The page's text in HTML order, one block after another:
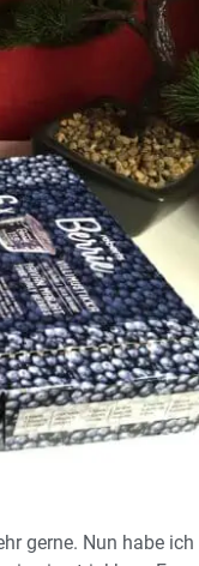
gerne. Nun habe ich